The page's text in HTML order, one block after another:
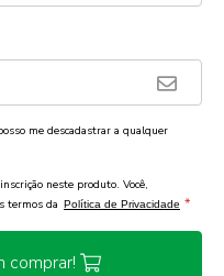
me descadastrar a qualquer
neste produto. Você,
termos da Política de Privacidade *
comprar!